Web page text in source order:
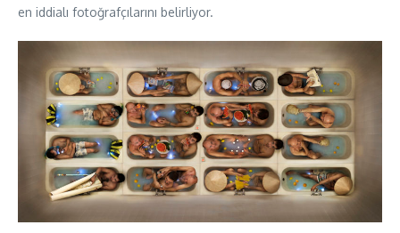
en iddialı fotoğrafçılarını belirliyor.